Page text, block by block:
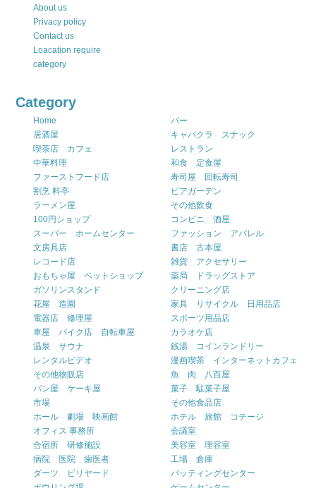
About us
Privacy policy
Contact us
Loacation require
category
Category
Home
バー
居酒屋
キャバクラ スナック
喫茶店 カフェ
レストラン
中華料理
和食 定食屋
ファーストフード店
寿司屋 回転寿司
割烹 料亭
ビアガーデン
ラーメン屋
その他飲食
100円ショップ
コンビニ 酒屋
スーパー ホームセンター
ファッション アパレル
文房具店
書店 古本屋
レコード店
雑貨 アクセサリー
おもちゃ屋 ペットショップ
薬局 ドラッグストア
ガソリンスタンド
クリーニング店
花屋 造園
家具 リサイクル 日用品店
電器店 修理屋
スポーツ用品店
車屋 バイク店 自転車屋
カラオケ店
温泉 サウナ
銭湯 コインランドリー
レンタルビデオ
漫画喫茶 インターネットカフェ
その他物販店
魚 肉 八百屋
パン屋 ケーキ屋
菓子 駄菓子屋
市場
その他食品店
ホール 劇場 映画館
ホテル 旅館 コテージ
オフィス 事務所
会議室
合宿所 研修施設
美容室 理容室
病院 医院 歯医者
工場 倉庫
ダーツ ビリヤード
バッティングセンター